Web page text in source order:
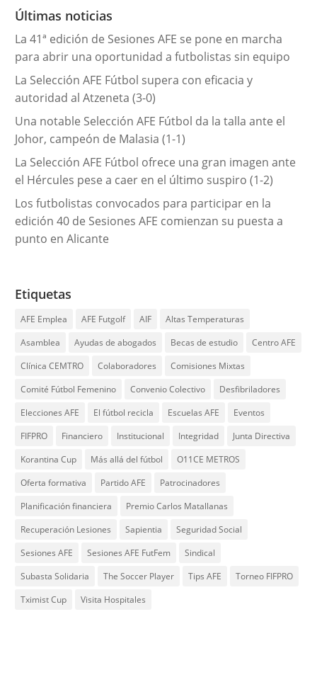
r
a
s
Últimas noticias
La 41ª edición de Sesiones AFE se pone en marcha
para abrir una oportunidad a futbolistas sin equipo
La Selección AFE Fútbol supera con eficacia y
autoridad al Atzeneta (3-0)
Una notable Selección AFE Fútbol da la talla ante el
Johor, campeón de Malasia (1-1)
La Selección AFE Fútbol ofrece una gran imagen ante
el Hércules pese a caer en el último suspiro (1-2)
Los futbolistas convocados para participar en la
edición 40 de Sesiones AFE comienzan su puesta a
punto en Alicante
Etiquetas
AFE Emplea AFE Futgolf AIF
Altas Temperaturas
Asamblea
Ayudas de abogados Becas de estudio
Centro AFE
Clínica CEMTRO
Colaboradores
Comisiones Mixtas
Comité Fútbol Femenino
Convenio Colectivo
Desfibriladores
Elecciones AFE
El fútbol recicla Escuelas AFE
Eventos
FIFPRO
Financiero Institucional Integridad
Junta Directiva
Korantina Cup
Más allá del fútbol
O11CE METROS
Oferta formativa
Partido AFE
Patrocinadores
Planificación financiera
Premio Carlos Matallanas
Recuperación Lesiones
Sapientia
Seguridad Social
Sesiones AFE
Sesiones AFE FutFem
Sindical
Subasta Solidaria
The Soccer Player Tips AFE
Torneo FIFPRO
Tximist Cup
Visita Hospitales